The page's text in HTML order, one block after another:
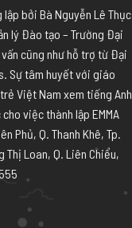
lập bởi Bà Nguyễn Lê Thục
lý Đào tạo – Trường Đại
cũng như hỗ trợ từ Đại
Sự tâm huyết với giáo
Việt Nam xem tiếng Anh
việc thành lập EMMA
Phủ, Q. Thanh Khê, Tp.
Loan, Q. Liên Chiểu,